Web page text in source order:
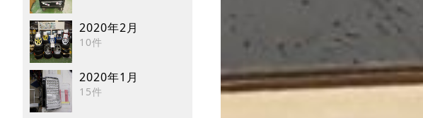
2020年2月
10件
2020年1月
15件